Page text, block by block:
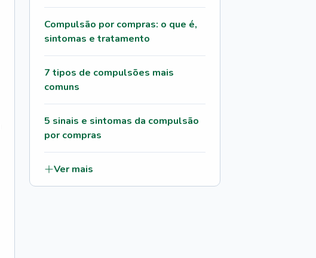
Compulsão por compras: o que é,
sintomas e tratamento
7 tipos de compulsões mais
comuns
5 sinais e sintomas da compulsão
por compras
Ver mais